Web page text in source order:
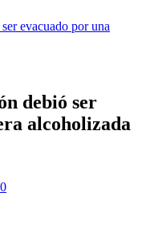
evacuado por una
debió ser
alcoholizada
0